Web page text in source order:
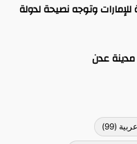
وتوجه نصيحة لدولة
عدن
(99)